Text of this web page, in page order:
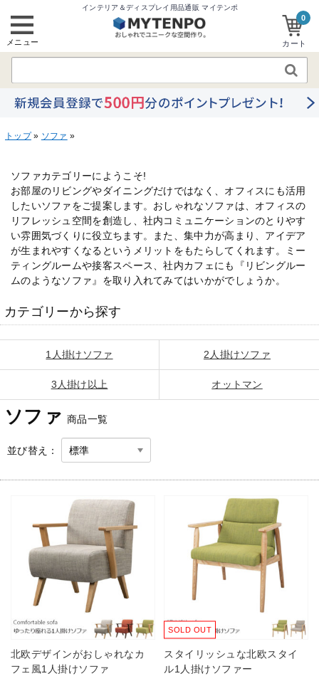
インテリア＆ディスプレイ用品通販 マイテンポ
0
カート
メニュー
トップ» ソファ »
ソファカテゴリーにようこそ!
お部屋のリビングやダイニングだけではなく、オフィスにも活用
したいソファをご提案します。おしゃれなソファは、オフィスの
リフレッシュ空間を創造し、社内コミュニケーションのとりやす
い雰囲気づくりに役立ちます。また、集中力が高まり、アイデア
が生まれやすくなるというメリットをもたらしてくれます。ミー
ティングルームや接客スペース、社内カフェにも『リビングルー
ムのようなソファ』を取り入れてみてはいかがでしょうか。
カテゴリーから探す
1人掛けソファ 2人掛けソファ
3人掛け以上 オットマン
ソファ 商品一覧
並び替え：
北欧デザインがおしゃれなカ
フェ風1人掛けソファ
SOLD OUT
スタイリッシュな北欧スタイ
ル1人掛けソファー